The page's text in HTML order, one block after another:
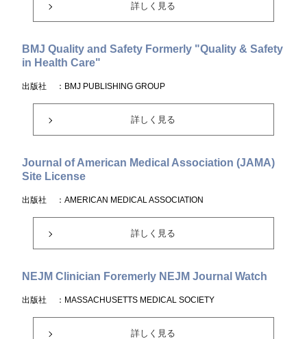
詳しく見る
BMJ Quality and Safety Formerly "Quality & Safety
in Health Care"
出版社 ：BMJ PUBLISHING GROUP
詳しく見る
Journal of American Medical Association (JAMA)
Site License
出版社 ：AMERICAN MEDICAL ASSOCIATION
詳しく見る
NEJM Clinician Foremerly NEJM Journal Watch
出版社 ：MASSACHUSETTS MEDICAL SOCIETY
詳しく見る